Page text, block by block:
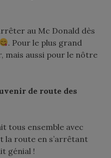
au Mc Donald dès
. Pour le plus grand
mais aussi pour le nôtre
de route des
tous ensemble avec
la route en s’arrêtant
génial !